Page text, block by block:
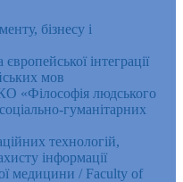
бізнесу і
інтеграції
мов
«Філософія людського
гуманітарних
технологій,
інформації
медицини / Faculty of